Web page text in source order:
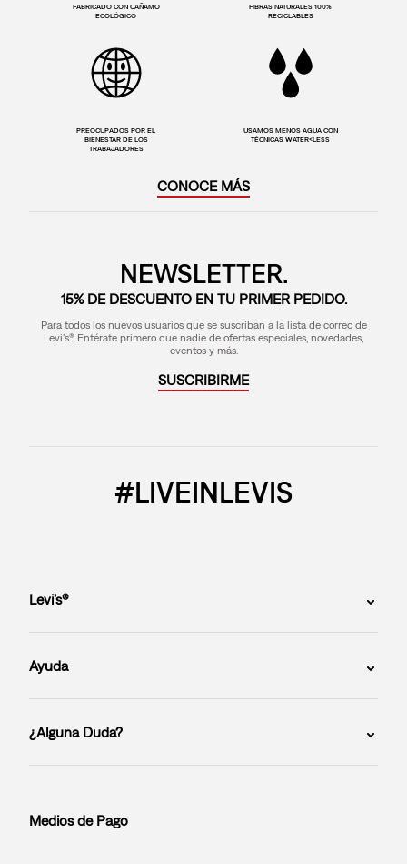
FABRICADO CON CAÑAMO
ECOLÓGICO
FIBRAS NATURALES 100%
RECICLABLES
PREOCUPADOS POR EL
BIENESTAR DE LOS
TRABAJADORES
USAMOS MENOS AGUA CON
TÉCNICAS WATER<LESS
CONOCE MÁS
NEWSLETTER.
15% DE DESCUENTO EN TU PRIMER PEDIDO.
Para todos los nuevos usuarios que se suscriban a la lista de correo de
Levi's® Entérate primero que nadie de ofertas especiales, novedades,
eventos y más.
SUSCRIBIRME
#LIVEINLEVIS
Levi’s®
Ayuda
¿Alguna Duda?
Medios de Pago